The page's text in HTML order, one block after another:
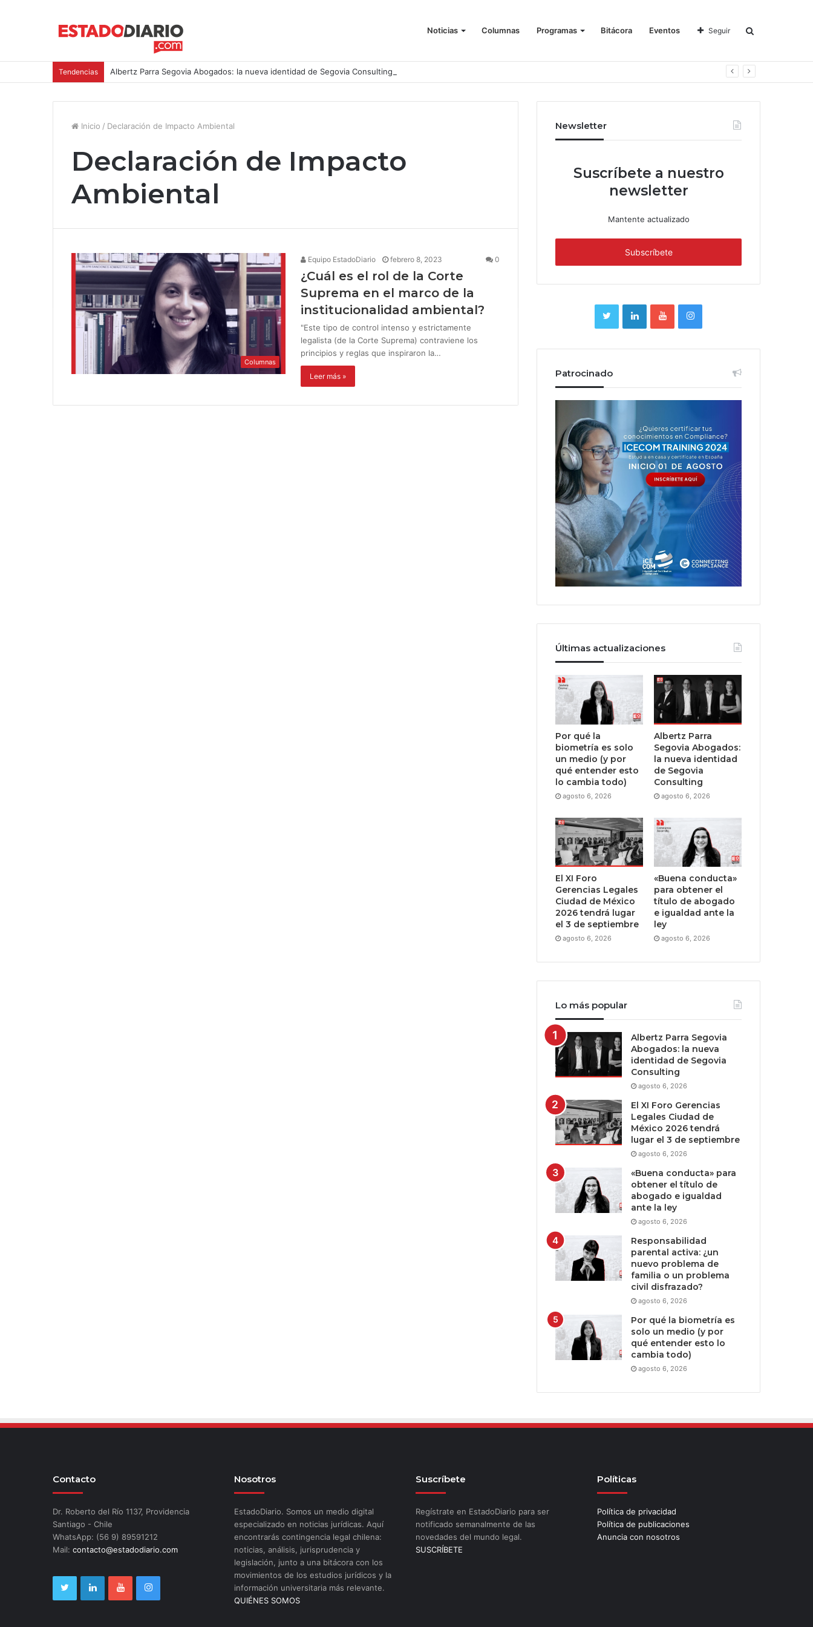
Noticias Columnas Programas Bitácora Eventos Seguir
Tendencias Albertz Parra Segovia Abogados: la nueva identidad de Segovia Consulting
Inicio / Declaración de Impacto Ambiental
Declaración de Impacto
Ambiental
Columnas
Equipo EstadoDiario febrero 8, 2023 0
¿Cuál es el rol de la Corte
Suprema en el marco de la
institucionalidad ambiental?
"Este tipo de control intenso y estrictamente
legalista (de la Corte Suprema) contraviene los
principios y reglas que inspiraron la…
Leer más »
Newsletter
Suscríbete a nuestro
newsletter
Mantente actualizado
Patrocinado
Últimas actualizaciones
Por qué la
biometría es solo
un medio (y por
qué entender esto
lo cambia todo)
agosto 6, 2026
Albertz Parra
Segovia Abogados:
la nueva identidad
de Segovia
Consulting
agosto 6, 2026
El XI Foro
Gerencias Legales
Ciudad de México
2026 tendrá lugar
el 3 de septiembre
agosto 6, 2026
«Buena conducta»
para obtener el
título de abogado
e igualdad ante la
ley
agosto 6, 2026
Lo más popular
Albertz Parra Segovia
Abogados: la nueva
identidad de Segovia
Consulting
agosto 6, 2026
El XI Foro Gerencias
Legales Ciudad de
México 2026 tendrá
lugar el 3 de septiembre
agosto 6, 2026
«Buena conducta» para
obtener el título de
abogado e igualdad
ante la ley
agosto 6, 2026
Responsabilidad
parental activa: ¿un
nuevo problema de
familia o un problema
civil disfrazado?
agosto 6, 2026
Por qué la biometría es
solo un medio (y por
qué entender esto lo
cambia todo)
agosto 6, 2026
Contacto
Dr. Roberto del Río 1137, Providencia
Santiago - Chile
WhatsApp: (56 9) 89591212
Mail: contacto@estadodiario.com
Nosotros
EstadoDiario. Somos un medio digital
especializado en noticias jurídicas. Aquí
encontrarás contingencia legal chilena:
noticias, análisis, jurisprudencia y
legislación, junto a una bitácora con los
movimientos de los estudios jurídicos y la
información universitaria más relevante.
QUIÉNES SOMOS
Suscríbete
Regístrate en EstadoDiario para ser
notificado semanalmente de las
novedades del mundo legal.
SUSCRÍBETE
Políticas
Política de privacidad
Política de publicaciones
Anuncia con nosotros